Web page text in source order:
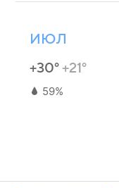
ИЮЛ
+30°+21°
59%